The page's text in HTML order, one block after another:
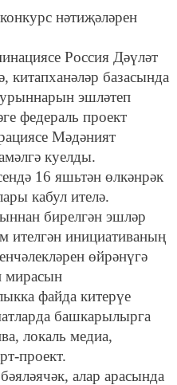
нәтиҗәләрен
Россия Дәүләт
китапханәләр базасында
урыннарын эшләтеп
федераль проект
Мәдәният
куелды.
16 яшьтән өлкәнрәк
кабул ителә.
бирелгән эшләр
ителгән инициативаның
өйрәнүгә
мирасын
файда китерүе
башкарылырга
локаль медиа,
алар арасында